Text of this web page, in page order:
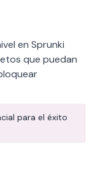
en Sprunki
que puedan
para el éxito